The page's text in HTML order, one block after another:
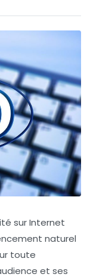
sur Internet
naturel
toute
et ses